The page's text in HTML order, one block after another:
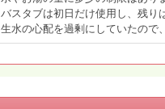
バスタブは初日だけ使用し、残り
生水の心配を過剰にしていたので